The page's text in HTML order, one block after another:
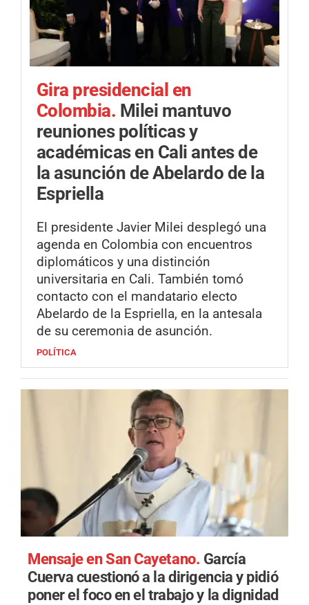
Gira presidencial en
Colombia. Milei mantuvo
reuniones políticas y
académicas en Cali antes de
la asunción de Abelardo de la
Espriella
El presidente Javier Milei desplegó una
agenda en Colombia con encuentros
diplomáticos y una distinción
universitaria en Cali. También tomó
contacto con el mandatario electo
Abelardo de la Espriella, en la antesala
de su ceremonia de asunción.
POLÍTICA
Mensaje en San Cayetano. García
Cuerva cuestionó a la dirigencia y pidió
poner el foco en el trabajo y la dignidad